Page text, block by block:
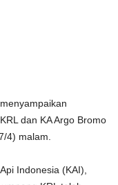
dan KA Argo Bromo
4) malam.
Indonesia (KAI),